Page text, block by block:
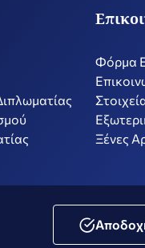
Φόρμα
Ξένες
Πολιτική Μέσων Κοινωνικής